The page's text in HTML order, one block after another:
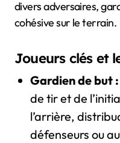
divers adversaires,
cohésive sur le terrain.
Joueurs clés et
Gardien de but :
de tir et de
l’arrière,
défenseurs ou